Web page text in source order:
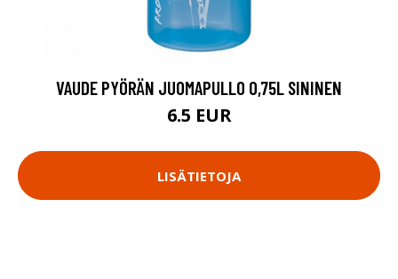
VAUDE PYÖRÄN JUOMAPULLO 0,75L SININEN
6.5 EUR
LISÄTIETOJA